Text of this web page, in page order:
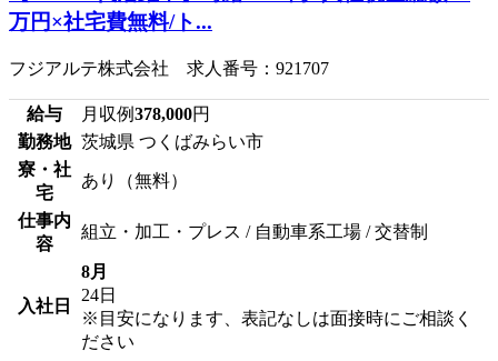
万円×社宅費無料/ト...
フジアルテ株式会社 求人番号：921707
給与 月収例378,000円
勤務地 茨城県 つくばみらい市
寮・社
宅
あり（無料）
仕事内
容
組立・加工・プレス / 自動車系工場 / 交替制
入社日
8月
24日
※目安になります、表記なしは面接時にご相談く
ださい